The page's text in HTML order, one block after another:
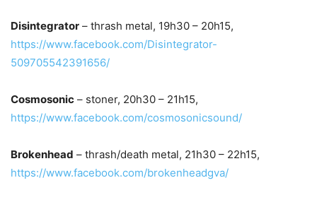
Disintegrator – thrash metal, 19h30 – 20h15,
https://www.facebook.com/Disintegrator-
509705542391656/
Cosmosonic – stoner, 20h30 – 21h15,
https://www.facebook.com/cosmosonicsound/
Brokenhead – thrash/death metal, 21h30 – 22h15,
https://www.facebook.com/brokenheadgva/